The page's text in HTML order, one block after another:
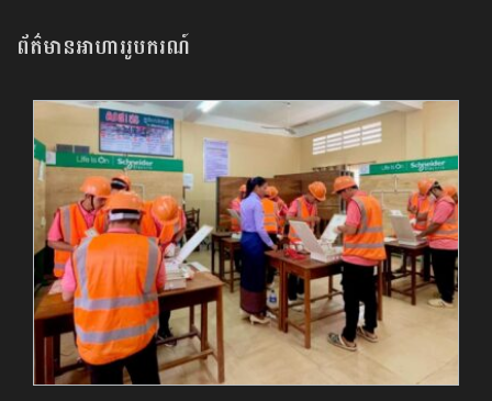
ព័ត៌មានអាហាររូបករណ៍